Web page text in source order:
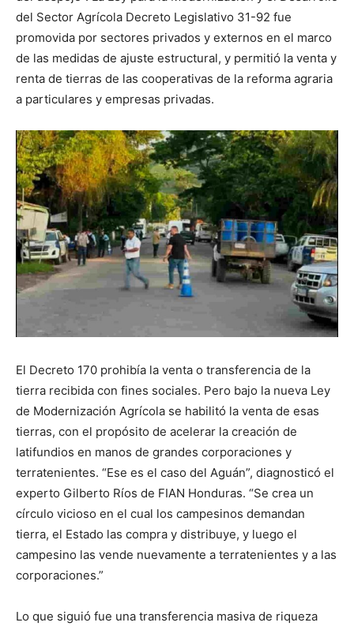
del Sector Agrícola Decreto Legislativo 31-92 fue
promovida por sectores privados y externos en el marco
de las medidas de ajuste estructural, y permitió la venta y
renta de tierras de las cooperativas de la reforma agraria
a particulares y empresas privadas.
El Decreto 170 prohibía la venta o transferencia de la
tierra recibida con fines sociales. Pero bajo la nueva Ley
de Modernización Agrícola se habilitó la venta de esas
tierras, con el propósito de acelerar la creación de
latifundios en manos de grandes corporaciones y
terratenientes. “Ese es el caso del Aguán”, diagnosticó el
experto Gilberto Ríos de FIAN Honduras. “Se crea un
círculo vicioso en el cual los campesinos demandan
tierra, el Estado las compra y distribuye, y luego el
campesino las vende nuevamente a terratenientes y a las
corporaciones.”
Lo que siguió fue una transferencia masiva de riqueza